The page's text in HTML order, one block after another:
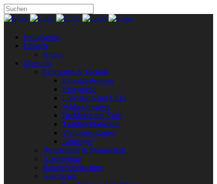
Neuigkeiten
Einsätze
Archiv
Über uns
Fahrzeuge & Technik
Einsatzleitwagen
Rüstwagen
Löschfahrzeug LF10
Schlauchwagen
Drehleiter mit Korb
Tanklöschfahrzeug
Vorausrüstwagen
Anhänger
Wehrleitung & Mannschaft
Alarmierung
Katastrophenschutz
Geschichte